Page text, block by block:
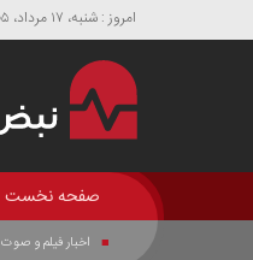
امروز : شنبه، ۱۷ مرداد، ۱۴۰۵
صفحه نخست
اخبار فیلم و صوت